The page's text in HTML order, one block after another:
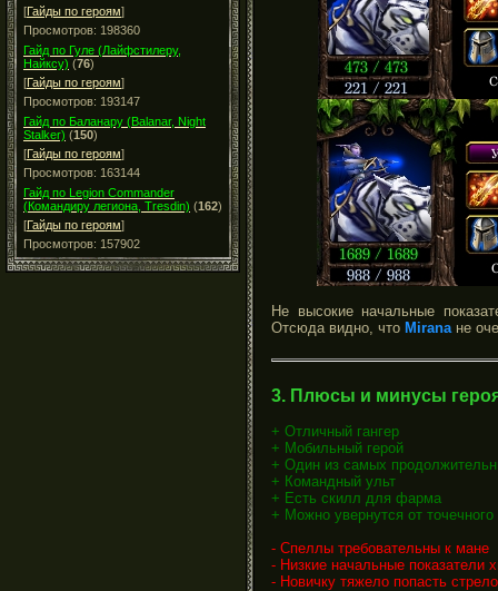
[Гайды по героям]
Просмотров: 198360
Гайд по Гуле (Лайфстилеру,
Найксу) (76)
[Гайды по героям]
Просмотров: 193147
Гайд по Баланару (Balanar, Night
Stalker) (150)
[Гайды по героям]
Просмотров: 163144
Гайд по Legion Commander
(Командиру легиона, Tresdin) (162)
[Гайды по героям]
Просмотров: 157902
Не высокие начальные
Отсюда видно, что Mirana не
3. Плюсы и минусы
+ Отличный гангер
+ Мобильный герой
+ Один из самых
+ Командный ульт
+ Есть скилл для фарма
+ Можно увернутся от точечного
- Спеллы требовательны к мане
- Низкие начальные показатели
- Новичку тяжело попасть